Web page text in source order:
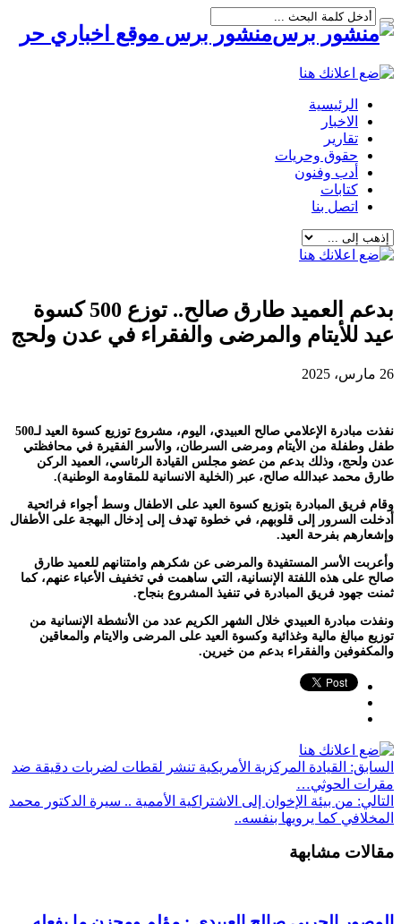
منشور برس موقع اخباري حر
الرئيسية
الاخبار
تقارير
حقوق وحريات
أدب وفنون
كتابات
اتصل بنا
بدعم العميد طارق صالح.. توزع 500 كسوة
عيد للأيتام والمرضى والفقراء في عدن ولحج
26 مارس، 2025
نفذت مبادرة الإعلامي صالح العبيدي، اليوم، مشروع توزيع كسوة العيد لـ500
طفل وطفلة من الأيتام ومرضى السرطان، والأسر الفقيرة في محافظتي
عدن ولحج، وذلك بدعم من عضو مجلس القيادة الرئاسي، العميد الركن
طارق محمد عبدالله صالح، عبر (الخلية الانسانية للمقاومة الوطنية).
وقام فريق المبادرة بتوزيع كسوة العيد على الاطفال وسط أجواء فرائحية
أدخلت السرور إلى قلوبهم، في خطوة تهدف إلى إدخال البهجة على الأطفال
وإشعارهم بفرحة العيد.
وأعربت الأسر المستفيدة والمرضى عن شكرهم وامتنانهم للعميد طارق
صالح على هذه اللفتة الإنسانية، التي ساهمت في تخفيف الأعباء عنهم، كما
ثمنت جهود فريق المبادرة في تنفيذ المشروع بنجاح.
ونفذت مبادرة العبيدي خلال الشهر الكريم عدد من الأنشطة الإنسانية من
توزيع مبالغ مالية وغذائية وكسوة العيد على المرضى والايتام والمعاقين
والمكفوفين والفقراء بدعم من خيرين.
السابق: القيادة المركزية الأمريكية تنشر لقطات لضربات دقيقة ضد
مقرات الحوثي…
التالي: من بيئة الإخوان إلى الاشتراكية الأممية .. سيرة الدكتور محمد
المخلافي كما يرويها بنفسه..
مقالات مشابهة